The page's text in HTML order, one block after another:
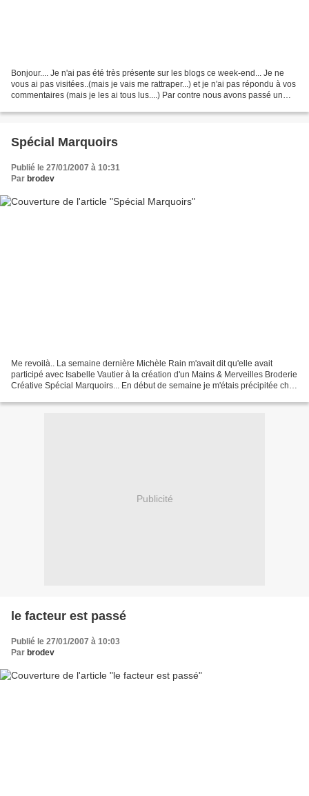
Bonjour.... Je n'ai pas été très présente sur les blogs ce week-end... Je ne
vous ai pas visitées..(mais je vais me rattraper...) et je n'ai pas répondu à vos
commentaires (mais je les ai tous lus....) Par contre nous avons passé un
Spécial Marquoirs
Publié le 27/01/2007 à 10:31
Par brodev
Me revoilà.. La semaine dernière Michèle Rain m'avait dit qu'elle avait
participé avec Isabelle Vautier à la création d'un Mains & Merveilles Broderie
Créative Spécial Marquoirs... En début de semaine je m'étais précipitée chez
Publicité
le facteur est passé
Publié le 27/01/2007 à 10:03
Par brodev